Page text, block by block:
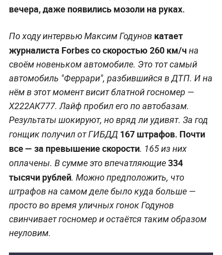
вечера, даже появились мозоли на руках.
По ходу интервью Максим Годунов катает
журналиста Forbes со скоростью 260 км/ч на
своём новеньком автомобиле. Это тот самый
автомобиль "Феррари", разбившийся в ДТП. И на
нём в этот момент висит блатной госномер —
Х222АК777. Лайф пробил его по автобазам.
Результаты шокируют, но вряд ли удивят. За год
гонщик получил от ГИБДД 167 штрафов. Почти
все — за превышение скорости. 165 из них
оплачены. В сумме это впечатляющие334
тысячи рублей. Можно предположить, что
штрафов на самом деле было куда больше —
просто во время уличных гонок Годунов
свинчивает госномер и остаётся таким образом
неуловим.